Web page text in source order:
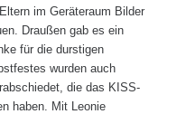
im Geräteraum Bilder
Draußen gab es ein
für die durstigen
wurden auch
die das KISS-
haben. Mit Leonie